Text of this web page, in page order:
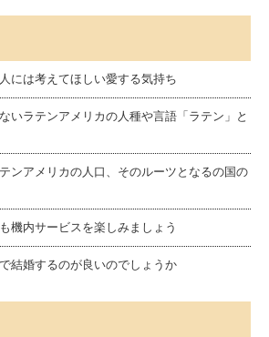
には考えてほしい愛する気持ち
いラテンアメリカの人種や言語「ラテン」と
ンアメリカの人口、そのルーツとなるの国の
機内サービスを楽しみましょう
結婚するのが良いのでしょうか